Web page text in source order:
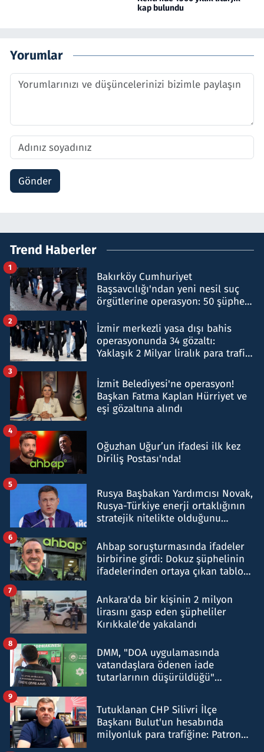
kap bulundu
Yorumlar
Gönder
Trend Haberler
Bakırköy Cumhuriyet
Başsavcılığı'ndan yeni nesil suç
örgütlerine operasyon: 50 şüpheli
1
İzmir merkezli yasa dışı bahis
operasyonunda 34 gözaltı:
Yaklaşık 2 Milyar liralık para trafiği
2
İzmit Belediyesi'ne operasyon!
Başkan Fatma Kaplan Hürriyet ve
eşi gözaltına alındı
3
Oğuzhan Uğur’un ifadesi ilk kez
Diriliş Postası'nda!
4
Rusya Başbakan Yardımcısı Novak,
Rusya-Türkiye enerji ortaklığının
stratejik nitelikte olduğunu
5
Ahbap soruşturmasında ifadeler
birbirine girdi: Dokuz şüphelinin
ifadelerinden ortaya çıkan tablo
6
Ankara'da bir kişinin 2 milyon
lirasını gasp eden şüpheliler
Kırıkkale'de yakalandı
7
DMM, "DOA uygulamasında
vatandaşlara ödenen iade
tutarlarının düşürüldüğü"
8
Tutuklanan CHP Silivri İlçe
Başkanı Bulut'un hesabında
milyonluk para trafiğine: Patron
9